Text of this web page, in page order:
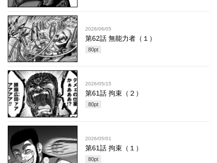
2026/06/05
第62話 無能力者（１）
80pt
2026/05/15
第61話 拘束（２）
80pt
2026/05/01
第61話 拘束（１）
80pt